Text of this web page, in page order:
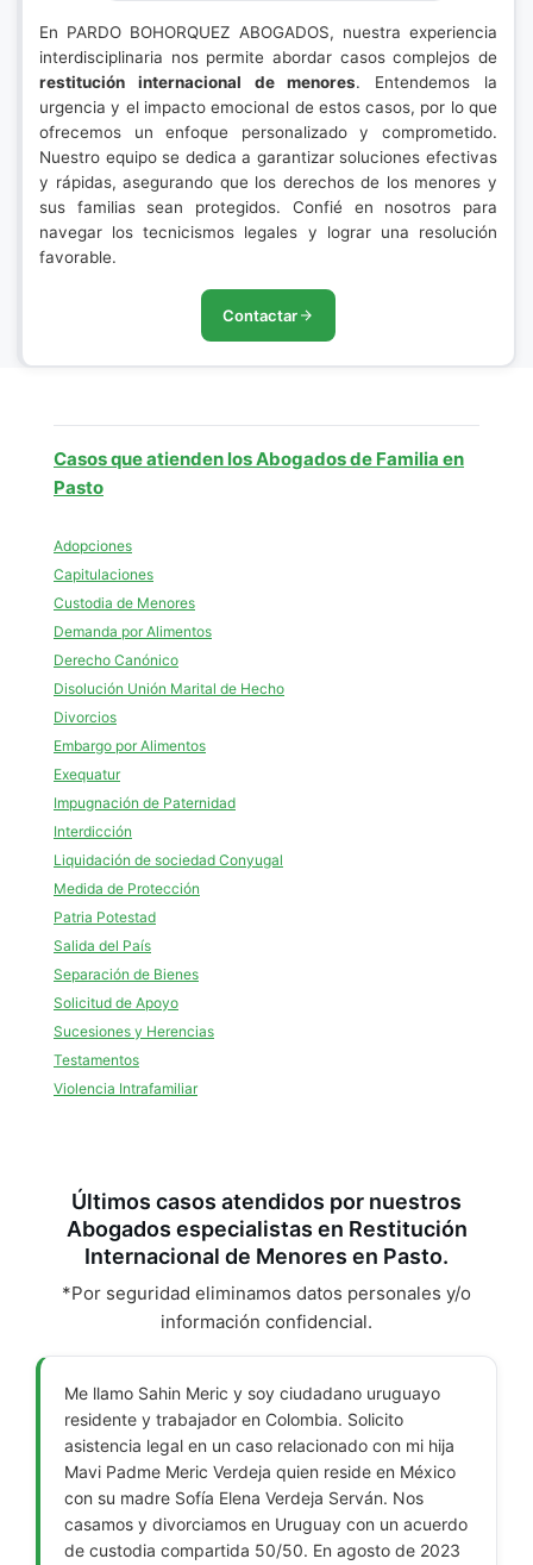
En PARDO BOHORQUEZ ABOGADOS, nuestra experiencia
interdisciplinaria nos permite abordar casos complejos de
restitución internacional de menores. Entendemos la
urgencia y el impacto emocional de estos casos, por lo que
ofrecemos un enfoque personalizado y comprometido.
Nuestro equipo se dedica a garantizar soluciones efectivas
y rápidas, asegurando que los derechos de los menores y
sus familias sean protegidos. Confié en nosotros para
navegar los tecnicismos legales y lograr una resolución
favorable.
Contactar
Casos que atienden los Abogados de Familia en
Pasto
Adopciones
Capitulaciones
Custodia de Menores
Demanda por Alimentos
Derecho Canónico
Disolución Unión Marital de Hecho
Divorcios
Embargo por Alimentos
Exequatur
Impugnación de Paternidad
Interdicción
Liquidación de sociedad Conyugal
Medida de Protección
Patria Potestad
Salida del País
Separación de Bienes
Solicitud de Apoyo
Sucesiones y Herencias
Testamentos
Violencia Intrafamiliar
Últimos casos atendidos por nuestros
Abogados especialistas en Restitución
Internacional de Menores en Pasto.
*Por seguridad eliminamos datos personales y/o
información confidencial.
Me llamo Sahin Meric y soy ciudadano uruguayo
residente y trabajador en Colombia. Solicito
asistencia legal en un caso relacionado con mi hija
Mavi Padme Meric Verdeja quien reside en México
con su madre Sofía Elena Verdeja Serván. Nos
casamos y divorciamos en Uruguay con un acuerdo
de custodia compartida 50/50. En agosto de 2023